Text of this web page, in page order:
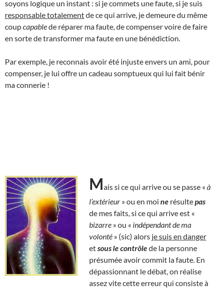
soyons logique un instant : si je commets une faute, si je suis
responsable totalementde ce qui arrive, je demeure du même
coupcapablede réparer ma faute, de compenser voire de faire
en sorte de transformer ma faute en une bénédiction.
Par exemple, je reconnais avoir été injuste envers un ami, pour
compenser, je lui offre un cadeau somptueux qui lui fait bénir
ma connerie !
Mais si ce qui arrive ou se passe « à
l’extérieur » ou en moi ne résultepas
de mes faits, si ce qui arrive est «
bizarre » ou « indépendant de ma
volonté » (sic) alors je suis en danger
etsous le contrôlede la personne
présumée avoir commit la faute. En
dépassionnant le débat, on réalise
assez vite cette erreur qui consiste à